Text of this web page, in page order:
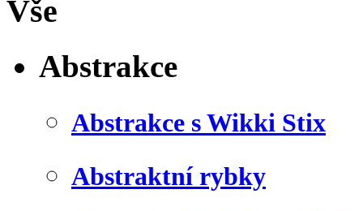
Vše
Abstrakce
Abstrakce s Wikki Stix
Abstraktní rybky